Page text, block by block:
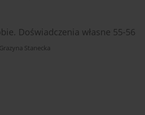
Doświadczenia własne 55-56
Grazyna Stanecka